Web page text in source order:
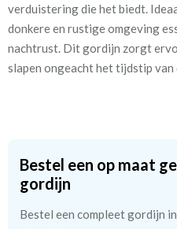
Mate van verduistering:
Meestal eerder, maar houd
rekening met
De witte coating van het
verduistering die het biedt.
donkere en rustige omgeving
nachtrust. Dit gordijn zorgt
slapen ongeacht het tijdstip van
Bestel een op maat
gordijn
Bestel een compleet gordijn